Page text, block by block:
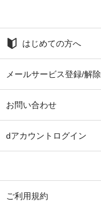
はじめての方へ
メールサービス登録/解除
お問い合わせ
dアカウントログイン
ご利用規約